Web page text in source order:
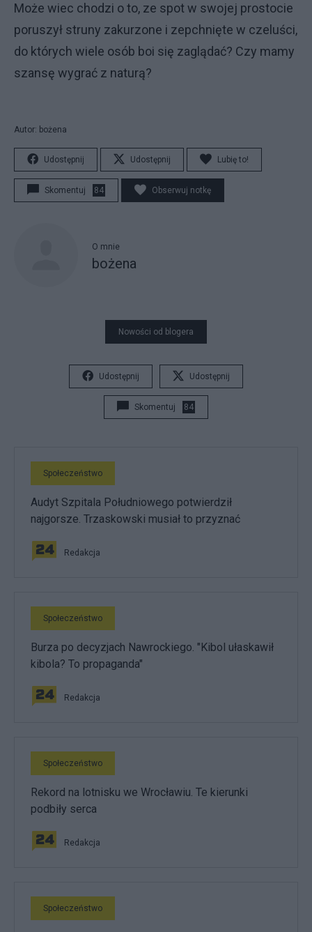
Może wiec chodzi o to, ze spot w swojej prostocie
poruszył struny zakurzone i zepchnięte w czeluści,
do których wiele osób boi się zaglądać? Czy mamy
szansę wygrać z naturą?
Autor: bożena
Udostępnij Udostępnij Lubię to!
Skomentuj 84 Obserwuj notkę
O mnie
bożena
Nowości od blogera
Udostępnij Udostępnij
Skomentuj 84
Społeczeństwo
Audyt Szpitala Południowego potwierdził
najgorsze. Trzaskowski musiał to przyznać
Redakcja
Społeczeństwo
Burza po decyzjach Nawrockiego. "Kibol ułaskawił
kibola? To propaganda"
Redakcja
Społeczeństwo
Rekord na lotnisku we Wrocławiu. Te kierunki
podbiły serca
Redakcja
Społeczeństwo